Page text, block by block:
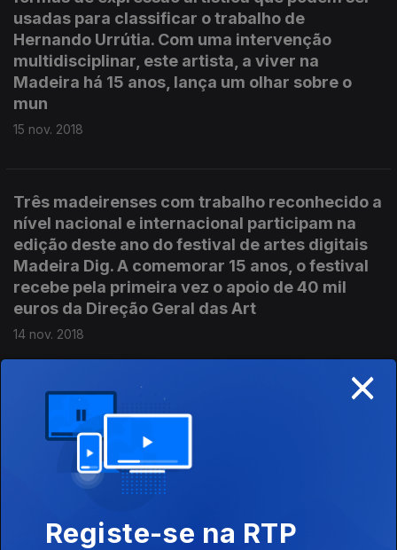
usadas para classificar o trabalho de
Hernando Urrútia. Com uma intervenção
multidisciplinar, este artista, a viver na
Madeira há 15 anos, lança um olhar sobre o
mun
15 nov. 2018
Três madeirenses com trabalho reconhecido a
nível nacional e internacional participam na
edição deste ano do festival de artes digitais
Madeira Dig. A comemorar 15 anos, o festival
recebe pela primeira vez o apoio de 40 mil
euros da Direção Geral das Art
14 nov. 2018
No edifício dos Paços do Concelho do Porto
Santo está patente uma exposição de
fotografias da ilha e das suas dentes,
capatadas entre as décadas de 40 e 70 do
século XX pelo padre Eduardo Pererira, autor
13 nov. 2018
×
Registe-se na RTP